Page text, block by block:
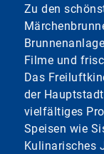
Zu den
Filme und
Das
der
vielfältiges
Speisen wie
Kulinarisches